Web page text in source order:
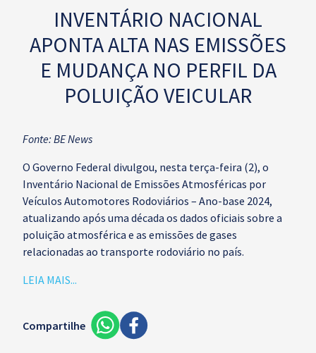
INVENTÁRIO NACIONAL
APONTA ALTA NAS EMISSÕES
E MUDANÇA NO PERFIL DA
POLUIÇÃO VEICULAR
Fonte: BE News
O Governo Federal divulgou, nesta terça-feira (2), o
Inventário Nacional de Emissões Atmosféricas por
Veículos Automotores Rodoviários – Ano-base 2024,
atualizando após uma década os dados oficiais sobre a
poluição atmosférica e as emissões de gases
relacionadas ao transporte rodoviário no país.
LEIA MAIS...
Compartilhe